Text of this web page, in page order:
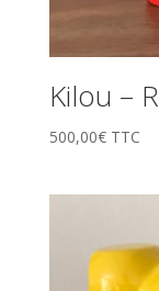
Kilou –
500,00€ TTC